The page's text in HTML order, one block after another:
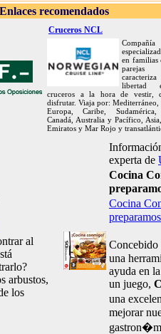
Enlaces recomendados
Cruceros NCL
Compañía
en familias
libertad
cruceros a la hora de vestir,
disfrutar. Viaja por: Mediterráneo,
Europa, Caribe, Sudamérica,
Canadá, Australia y Pacífico,
Emiratos y Mar Rojo y
al
arbustos,
los
experta de
Cocina
Cocina
una
ayuda en
un juego,
una
mejorar